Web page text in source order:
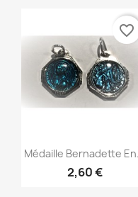
Aperçu rapide
Médaille Bernadette
2,60 €
favorite_border